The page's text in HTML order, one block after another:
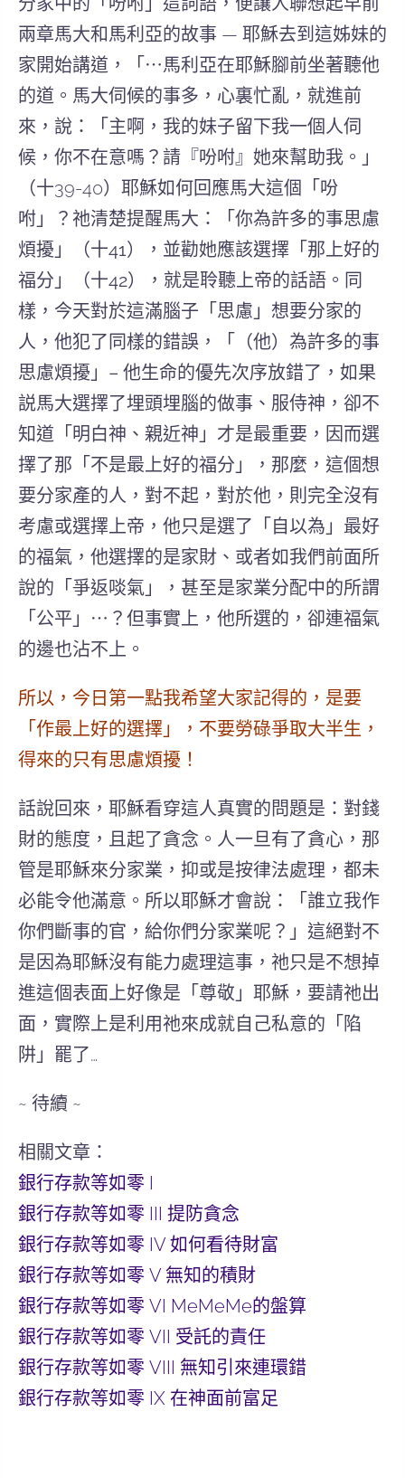
兩章馬大和馬利亞的故事 — 耶穌去到這姊妹的
家開始講道，
「 ⋯馬利亞在耶穌腳前坐著聽他
的道。 馬大伺候的事多， 心裏忙亂， 就進前
來，說：「主啊，我的妹子留下我一個人伺
候，你不在意嗎？ 請『吩咐』她來幫助我。」
（十39-40）耶穌如何回應馬大這個「吩
咐」？祂清楚提醒馬大：「 你為許多的事思慮
煩擾 」 （十41） ，並勸她應該選擇 「那上好的
福分」（十42），就是聆聽上帝的話語。 同
樣，今天對於這滿腦子「思慮」 想要分家的
人 ，他犯了同樣的錯誤， 「（他） 為許多的事
思慮煩擾」– 他生命的優先次序放錯了 ，如果
説馬大選擇了埋頭埋腦的做事、服侍神，卻不
知道「明白神、親近神」才是最重要，因而選
擇了那「不是最上好的福分」
，那麼，這個想
要分家產的人，對不起，對於他，則完全沒有
考慮或選擇上帝，他只是選了「自以為」最好
的福氣，他選擇的是家財、或者如我們前面所
說的「爭返啖氣」，甚至是家業分配中的所謂
「公平」 ⋯ ？ 但事實上，他所選的，卻連福氣
的邊也沾不上。
所以，今日第一點我希望大家記得的，是要
「作最上好的選擇」，不要勞碌爭取大半生，
得來的只有思慮煩擾！
話說回來，耶穌看穿這人真實的問題是： 對錢
財的態度，且起了貪念。 人一旦有了貪心，那
管是耶穌來分家業，抑或是按律法處理，都未
必能令他滿意。所以耶穌才會說：
「誰立我作
你們斷事的官，給你們分家業呢？」 這絕對不
是因為耶穌沒有能力處理這事 ，祂只是不想掉
進這個表面上好像是「尊敬」耶穌，要請祂出
面，實際上是利用祂來成就自己私意的「陷
阱」罷了…
~ 待續 ~
相關文章：
銀行存款等如零 I
銀行存款等如零 III 提防貪念
銀行存款等如零 IV 如何看待財富
銀行存款等如零 V 無知的積財
銀行存款等如零 VI MeMeMe的盤算
銀行存款等如零 VII 受託的責任
銀行存款等如零 VIII 無知引來連環錯
銀行存款等如零 IX 在神面前富足